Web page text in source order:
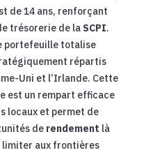
de 14 ans, renforçant
trésorerie de la SCPI.
portefeuille totalise
répartis
Uni et l’Irlande. Cette
est un rempart efficace
locaux et permet de
de rendement là
limiter aux frontières